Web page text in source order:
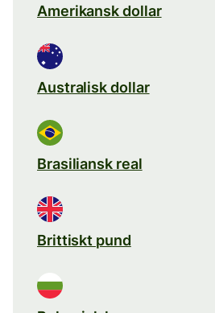
Amerikansk dollar
Australisk dollar
Brasiliansk real
Brittiskt pund